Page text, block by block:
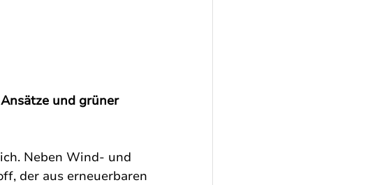
und grüner
Neben Wind- und
der aus erneuerbaren